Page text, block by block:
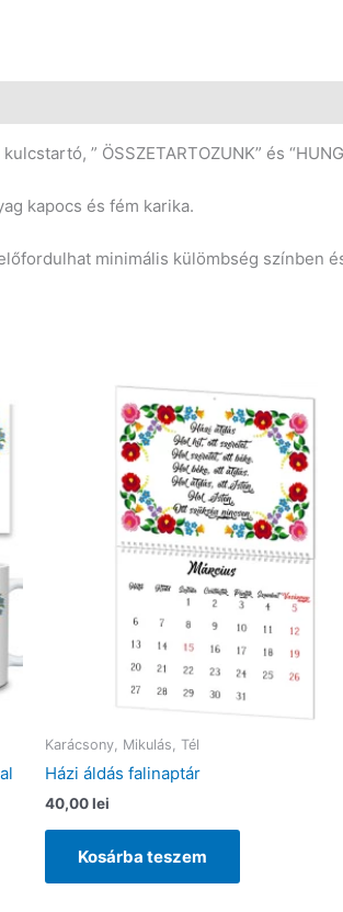
” ÖSSZETARTOZUNK” és
kapocs és fém karika.
minimális külömbség színben
Karácsony, Mikulás, Tél
Házi áldás falinaptár
40,00lei
Kosárba teszem